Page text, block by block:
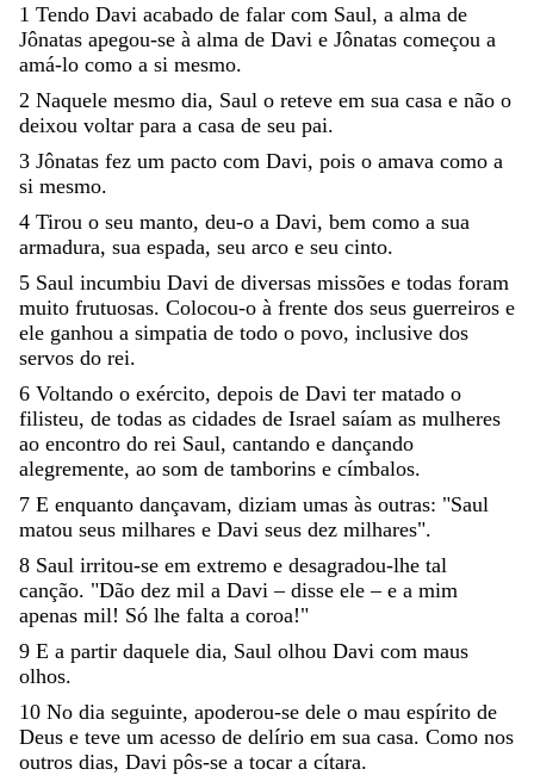
1 Tendo Davi acabado de falar com Saul, a alma de
Jônatas apegou-se à alma de Davi e Jônatas começou a
amá-lo como a si mesmo.
2 Naquele mesmo dia, Saul o reteve em sua casa e não o
deixou voltar para a casa de seu pai.
3 Jônatas fez um pacto com Davi, pois o amava como a
si mesmo.
4 Tirou o seu manto, deu-o a Davi, bem como a sua
armadura, sua espada, seu arco e seu cinto.
5 Saul incumbiu Davi de diversas missões e todas foram
muito frutuosas. Colocou-o à frente dos seus guerreiros e
ele ganhou a simpatia de todo o povo, inclusive dos
servos do rei.
6 Voltando o exército, depois de Davi ter matado o
filisteu, de todas as cidades de Israel saíam as mulheres
ao encontro do rei Saul, cantando e dançando
alegremente, ao som de tamborins e címbalos.
7 E enquanto dançavam, diziam umas às outras: "Saul
matou seus milhares e Davi seus dez milhares".
8 Saul irritou-se em extremo e desagradou-lhe tal
canção. "Dão dez mil a Davi– disse ele– e a mim
apenas mil! Só lhe falta a coroa!"
9 E a partir daquele dia, Saul olhou Davi com maus
olhos.
10 No dia seguinte, apoderou-se dele o mau espírito de
Deus e teve um acesso de delírio em sua casa. Como nos
outros dias, Davi pôs-se a tocar a cítara.